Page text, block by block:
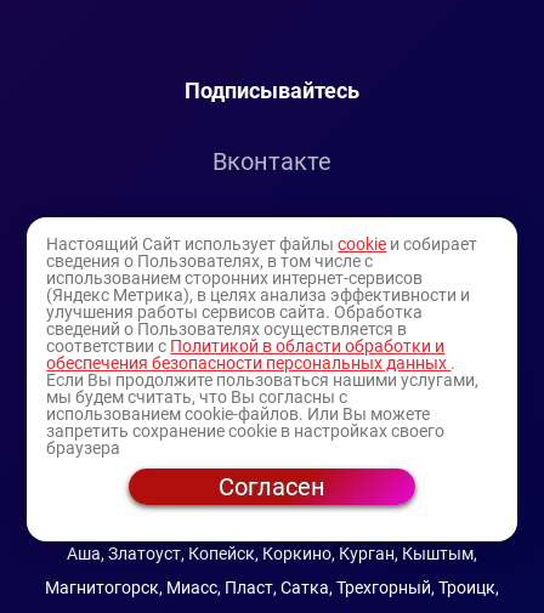
Подписывайтесь
Вконтакте
Youtube
© 1994-2025
— торговая витрина ИП Булатов В.А.
Аша, Златоуст, Копейск, Коркино, Курган, Кыштым,
Магнитогорск, Миасс, Пласт, Сатка, Трехгорный, Троицк,
Настоящий Сайт использует файлыcookie и собирает
сведения о Пользователях, в том числе с
использованием сторонних интернет-сервисов
(Яндекс Метрика), в целях анализа эффективности и
улучшения работы сервисов сайта. Обработка
сведений о Пользователях осуществляется в
соответствии с Политикой в области обработки и
обеспечения безопасности персональных данных .
Если Вы продолжите пользоваться нашими услугами,
мы будем считать, что Вы согласны с
использованием cookie-файлов. Или Вы можете
запретить сохранение cookie в настройках своего
браузера
Согласен